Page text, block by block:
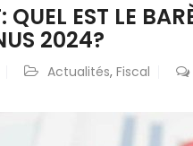
EST LE
2024?
Actualités, Fiscal